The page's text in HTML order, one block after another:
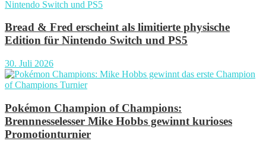
Bread & Fred erscheint als limitierte physische
Edition für Nintendo Switch und PS5
30. Juli 2026
Pokémon Champion of Champions:
Brennnesselesser Mike Hobbs gewinnt kurioses
Promotionturnier